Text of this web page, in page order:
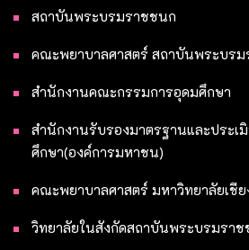
สถาบันพระบรมราชชนก
คณะพยาบาลศาสตร์ สถาบันพระบร
สำนักงานคณะกรรมการอุดมศึกษา
สำนักงานรับรองมาตรฐานและประ
ศึกษา(องค์การมหาชน)
คณะพยาบาลศาสตร์ มหาวิทยาลัยเชีย
วิทยาลัยในสังกัดสถาบันพระบรมรา